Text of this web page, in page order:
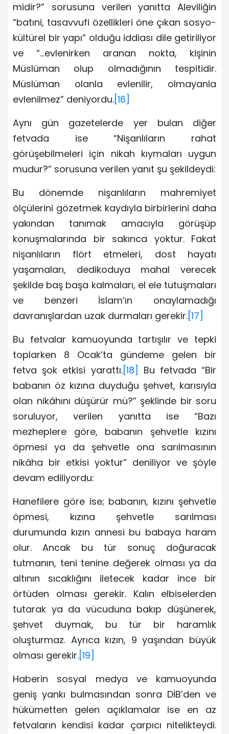
midir?” sorusuna verilen yanıtta Aleviliğin
“batıni, tasavvufi özellikleri öne çıkan sosyo-
kültürel bir yapı” olduğu iddiası dile getiriliyor
ve “…evlenirken aranan nokta, kişinin
Müslüman olup olmadığının tespitidir.
Müslüman olanla evlenilir, olmayanla
evlenilmez” deniyordu. [16]
Aynı gün gazetelerde yer bulan diğer
fetvada ise “Nişanlıların rahat
görüşebilmeleri için nikah kıymaları uygun
mudur?” sorusuna verilen yanıt şu şekildeydi:
Bu dönemde nişanlıların mahremiyet
ölçülerini gözetmek kaydıyla birbirlerini daha
yakından tanımak amacıyla görüşüp
konuşmalarında bir sakınca yoktur. Fakat
nişanlıların flört etmeleri, dost hayatı
yaşamaları, dedikoduya mahal verecek
şekilde baş başa kalmaları, el ele tutuşmaları
ve benzeri İslam’ın onaylamadığı
davranışlardan uzak durmaları gerekir. [17]
Bu fetvalar kamuoyunda tartışılır ve tepki
toplarken 8 Ocak’ta gündeme gelen bir
fetva şok etkisi yarattı.[18]
Bu fetvada “Bir
babanın öz kızına duyduğu şehvet, karısıyla
olan nikâhını düşürür mü?” şeklinde bir soru
soruluyor, verilen yanıtta ise “Bazı
mezheplere göre, babanın şehvetle kızını
öpmesi ya da şehvetle ona sarılmasının
nikâha bir etkisi yoktur” deniliyor ve şöyle
devam ediliyordu:
Hanefilere göre ise; babanın, kızını şehvetle
öpmesi, kızına şehvetle sarılması
durumunda kızın annesi bu babaya haram
olur. Ancak bu tür sonuç doğuracak
tutmanın, teni tenine değerek olması ya da
altının sıcaklığını iletecek kadar ince bir
örtüden olması gerekir. Kalın elbiselerden
tutarak ya da vücuduna bakıp düşünerek,
şehvet duymak, bu tür bir haramlık
oluşturmaz. Ayrıca kızın, 9 yaşından büyük
olması gerekir. [19]
Haberin sosyal medya ve kamuoyunda
geniş yankı bulmasından sonra DİB’den ve
hükümetten gelen açıklamalar ise en az
fetvaların kendisi kadar çarpıcı nitelikteydi.